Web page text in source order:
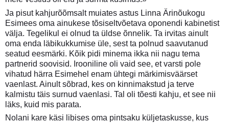
Ja pisut kahjurõõmsalt muiates astus Linna Ärinõukogu
Esimees oma ainukese tõsiseltvõetava oponendi kabinetist
välja. Tegelikul ei olnud ta üldse õnnelik. Ta irvitas ainult
oma enda läbikukkumise üle, sest ta polnud saavutanud
seatud eesmärki. Kõik pidi minema ikka nii nagu tema
partnerid soovisid. Irooniline oli vaid see, et varsti pole
vihatud härra Esimehel enam ühtegi märkimisväärset
vaenlast. Ainult sõbrad, kes on kinnimakstud ja terve
kalmistu täis surnud vaenlasi. Tal oli tõesti kahju, et see nii
läks, kuid mis parata.
Nolani kare käsi libises oma pintsaku küljetaskusse, kus